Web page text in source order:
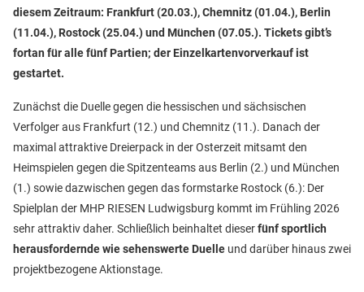
diesem Zeitraum: Frankfurt (20.03.), Chemnitz (01.04.), Berlin
(11.04.), Rostock (25.04.) und München (07.05.). Tickets gibt’s
fortan für alle fünf Partien; der Einzelkartenvorverkauf ist
gestartet.
Zunächst die Duelle gegen die hessischen und sächsischen
Verfolger aus Frankfurt (12.) und Chemnitz (11.). Danach der
maximal attraktive Dreierpack in der Osterzeit mitsamt den
Heimspielen gegen die Spitzenteams aus Berlin (2.) und München
(1.) sowie dazwischen gegen das formstarke Rostock (6.): Der
Spielplan der MHP RIESEN Ludwigsburg kommt im Frühling 2026
sehr attraktiv daher. Schließlich beinhaltet dieserfünf sportlich
herausfordernde wie sehenswerte Duelle und darüber hinaus zwei
projektbezogene Aktionstage.